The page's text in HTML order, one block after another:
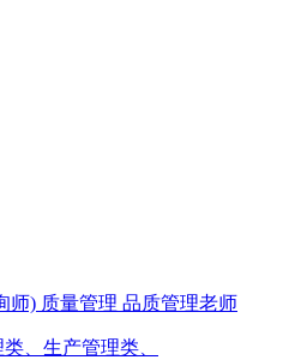
师) 质量管理 品质管理老师
、生产管理类、